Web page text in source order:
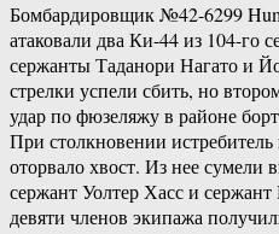
Бомбардировщик №42-6299
атаковали два Ки-44 из 104-го
сержанты Таданори Нагато и
стрелки успели сбить, но
удар по фюзеляжу в районе
При столкновении истребитель
оторвало хвост. Из нее
сержант Уолтер Хасс и
девяти членов экипажа